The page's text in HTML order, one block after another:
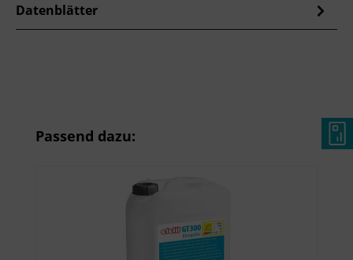
Datenblätter
Produktgalerie überspringen
Passend dazu: